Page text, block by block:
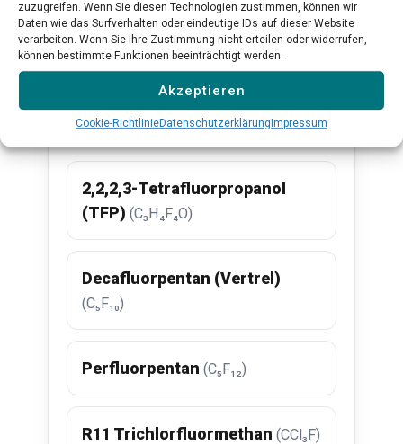
zuzugreifen. Wenn Sie diesen Technologien zustimmen, können wir
Daten wie das Surfverhalten oder eindeutige IDs auf dieser Website
verarbeiten. Wenn Sie Ihre Zustimmung nicht erteilen oder widerrufen,
können bestimmte Funktionen beeinträchtigt werden.
Akzeptieren
Cookie-RichtlinieDatenschutzerklärung Impressum
Alle Produkte ansehen →
Verwandte Substanzen
2,2,2,3-Tetrafluorpropanol
(TFP) (C₃H₄F₄O)
Decafluorpentan (Vertrel)
(C₅F₁₀)
Perfluorpentan (C₅F₁₂)
R11 Trichlorfluormethan (CCl₃F)
→